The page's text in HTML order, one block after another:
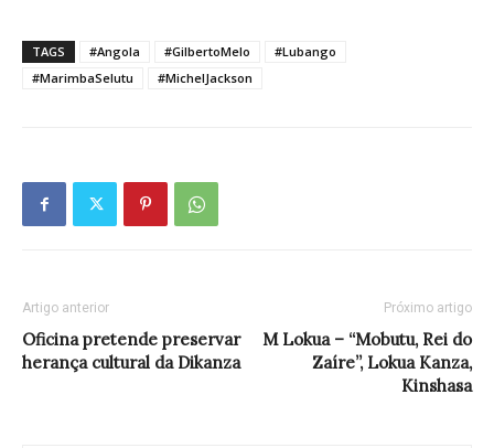
TAGS #Angola #GilbertoMelo
#Lubango
#MarimbaSelutu
#MichelJackson
Artigo anterior
Oficina pretende preservar
herança cultural da Dikanza
Próximo artigo
M Lokua – “Mobutu, Rei do
Zaíre”, Lokua Kanza,
Kinshasa